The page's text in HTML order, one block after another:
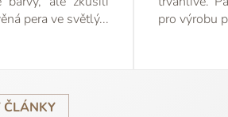
pera ve světlý...
pro výrobu
ČLÁNKY